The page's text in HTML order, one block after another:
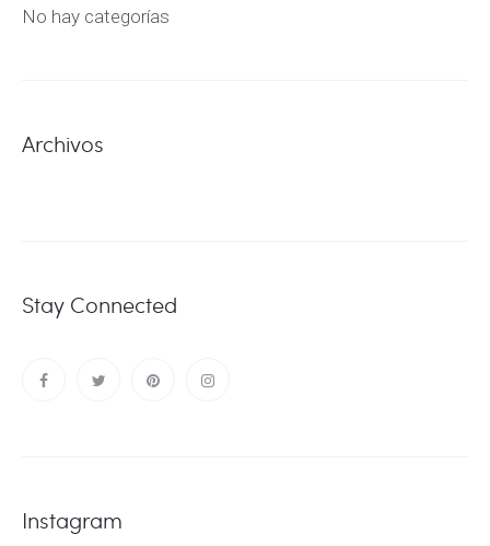
No hay categorías
Archivos
Stay Connected
Instagram